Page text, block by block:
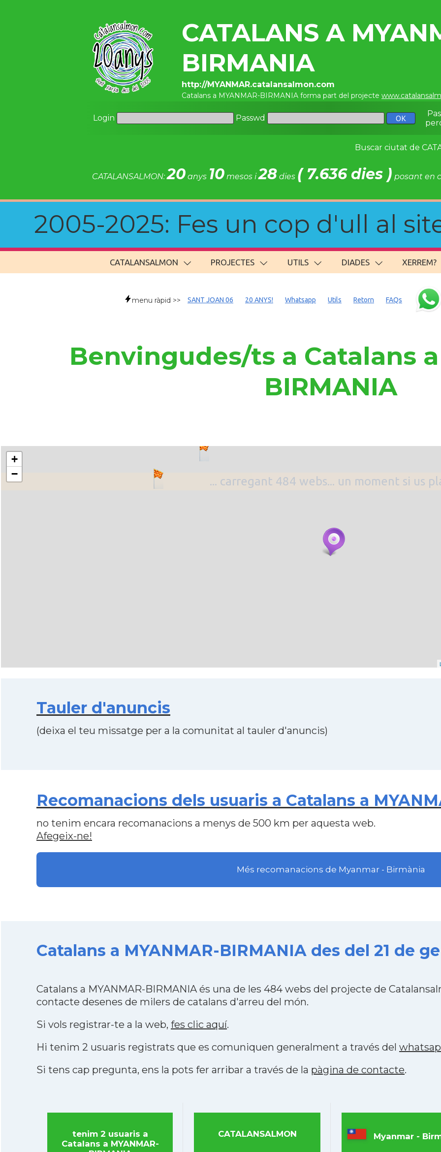
CATALANS A
BIRMANIA
http://MYANMAR.catalansalmon.com
Catalans a MYANMAR-BIRMANIA forma part del projecte
Login Passwd
Buscar ciutat de
CATALANSALMON:20 anys 10 mesos i28 dies ( 7.636 dies ) posant en
2005-2025: Fes un cop d'ull al
CATALANSALMON PROJECTES UTILS DIADES XERREM?
menu ràpid >> SANT JOAN 06 20 ANYS! Whatsapp Utils Retorn FAQs
Benvingudes/ts a Catalans a
BIRMANIA
... carregant 484 webs... un moment si us
+
−
Tauler d'anuncis
(deixa el teu missatge per a la comunitat al tauler d'anuncis)
Recomanacions dels usuaris a Catalans a
no tenim encara recomanacions a menys de 500 km per aquesta web.
Afegeix-ne!
Més recomanacions de Myanmar - Birmània
Catalans a MYANMAR-BIRMANIA des del 21 de
Catalans a MYANMAR-BIRMANIA és una de les 484 webs del projecte de
contacte desenes de milers de catalans d'arreu del món.
Si vols registrar-te a la web, fes clic aquí.
Hi tenim 2 usuaris registrats que es comuniquen generalment a través del
Si tens cap pregunta, ens la pots fer arribar a través de la pàgina de contacte.
tenim 2 usuaris a
Catalans a MYANMAR-
CATALANSALMON Myanmar -